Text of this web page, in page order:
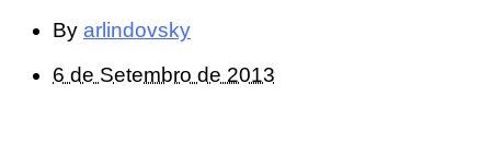
By arlindovsky
6 de Setembro de 2013